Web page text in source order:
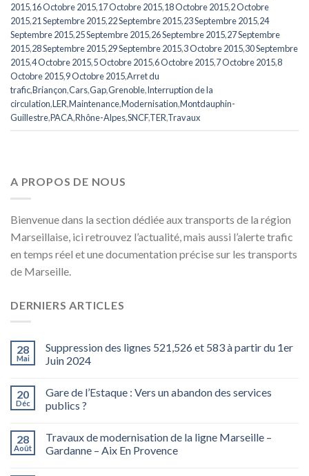
2015,16 Octobre 2015,17 Octobre 2015,18 Octobre 2015,2 Octobre
2015,21 Septembre 2015,22 Septembre 2015,23 Septembre 2015,24
Septembre 2015,25 Septembre 2015,26 Septembre 2015,27 Septembre
2015,28 Septembre 2015,29 Septembre 2015,3 Octobre 2015,30 Septembre
2015,4 Octobre 2015,5 Octobre 2015,6 Octobre 2015,7 Octobre 2015,8
Octobre 2015,9 Octobre 2015,Arret du
trafic,Briançon,Cars,Gap,Grenoble,Interruption de la
circulation,LER,Maintenance,Modernisation,Montdauphin-
Guillestre,PACA,Rhône-Alpes,SNCF,TER,Travaux
A PROPOS DE NOUS
Bienvenue dans la section dédiée aux transports de la région
Marseillaise, ici retrouvez l’actualité, mais aussi l’alerte trafic
en temps réel et une documentation précise sur les transports
de Marseille.
DERNIERS ARTICLES
28
Mai
Suppression des lignes 521,526 et 583 à partir du 1er
Juin 2024
20
Déc
Gare de l’Estaque : Vers un abandon des services
publics ?
28
Août
Travaux de modernisation de la ligne Marseille –
Gardanne – Aix En Provence